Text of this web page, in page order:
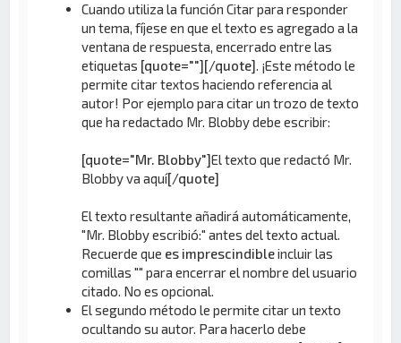
Cuando utiliza la función Citar para responder
un tema, fíjese en que el texto es agregado a la
ventana de respuesta, encerrado entre las
etiquetas [quote=""][/quote]. ¡Este método le
permite citar textos haciendo referencia al
autor! Por ejemplo para citar un trozo de texto
que ha redactado Mr. Blobby debe escribir:
[quote="Mr. Blobby"]El texto que redactó Mr.
Blobby va aquí[/quote]
El texto resultante añadirá automáticamente,
"Mr. Blobby escribió:" antes del texto actual.
Recuerde que es imprescindibleincluir las
comillas "" para encerrar el nombre del usuario
citado. No es opcional.
El segundo método le permite citar un texto
ocultando su autor. Para hacerlo debe